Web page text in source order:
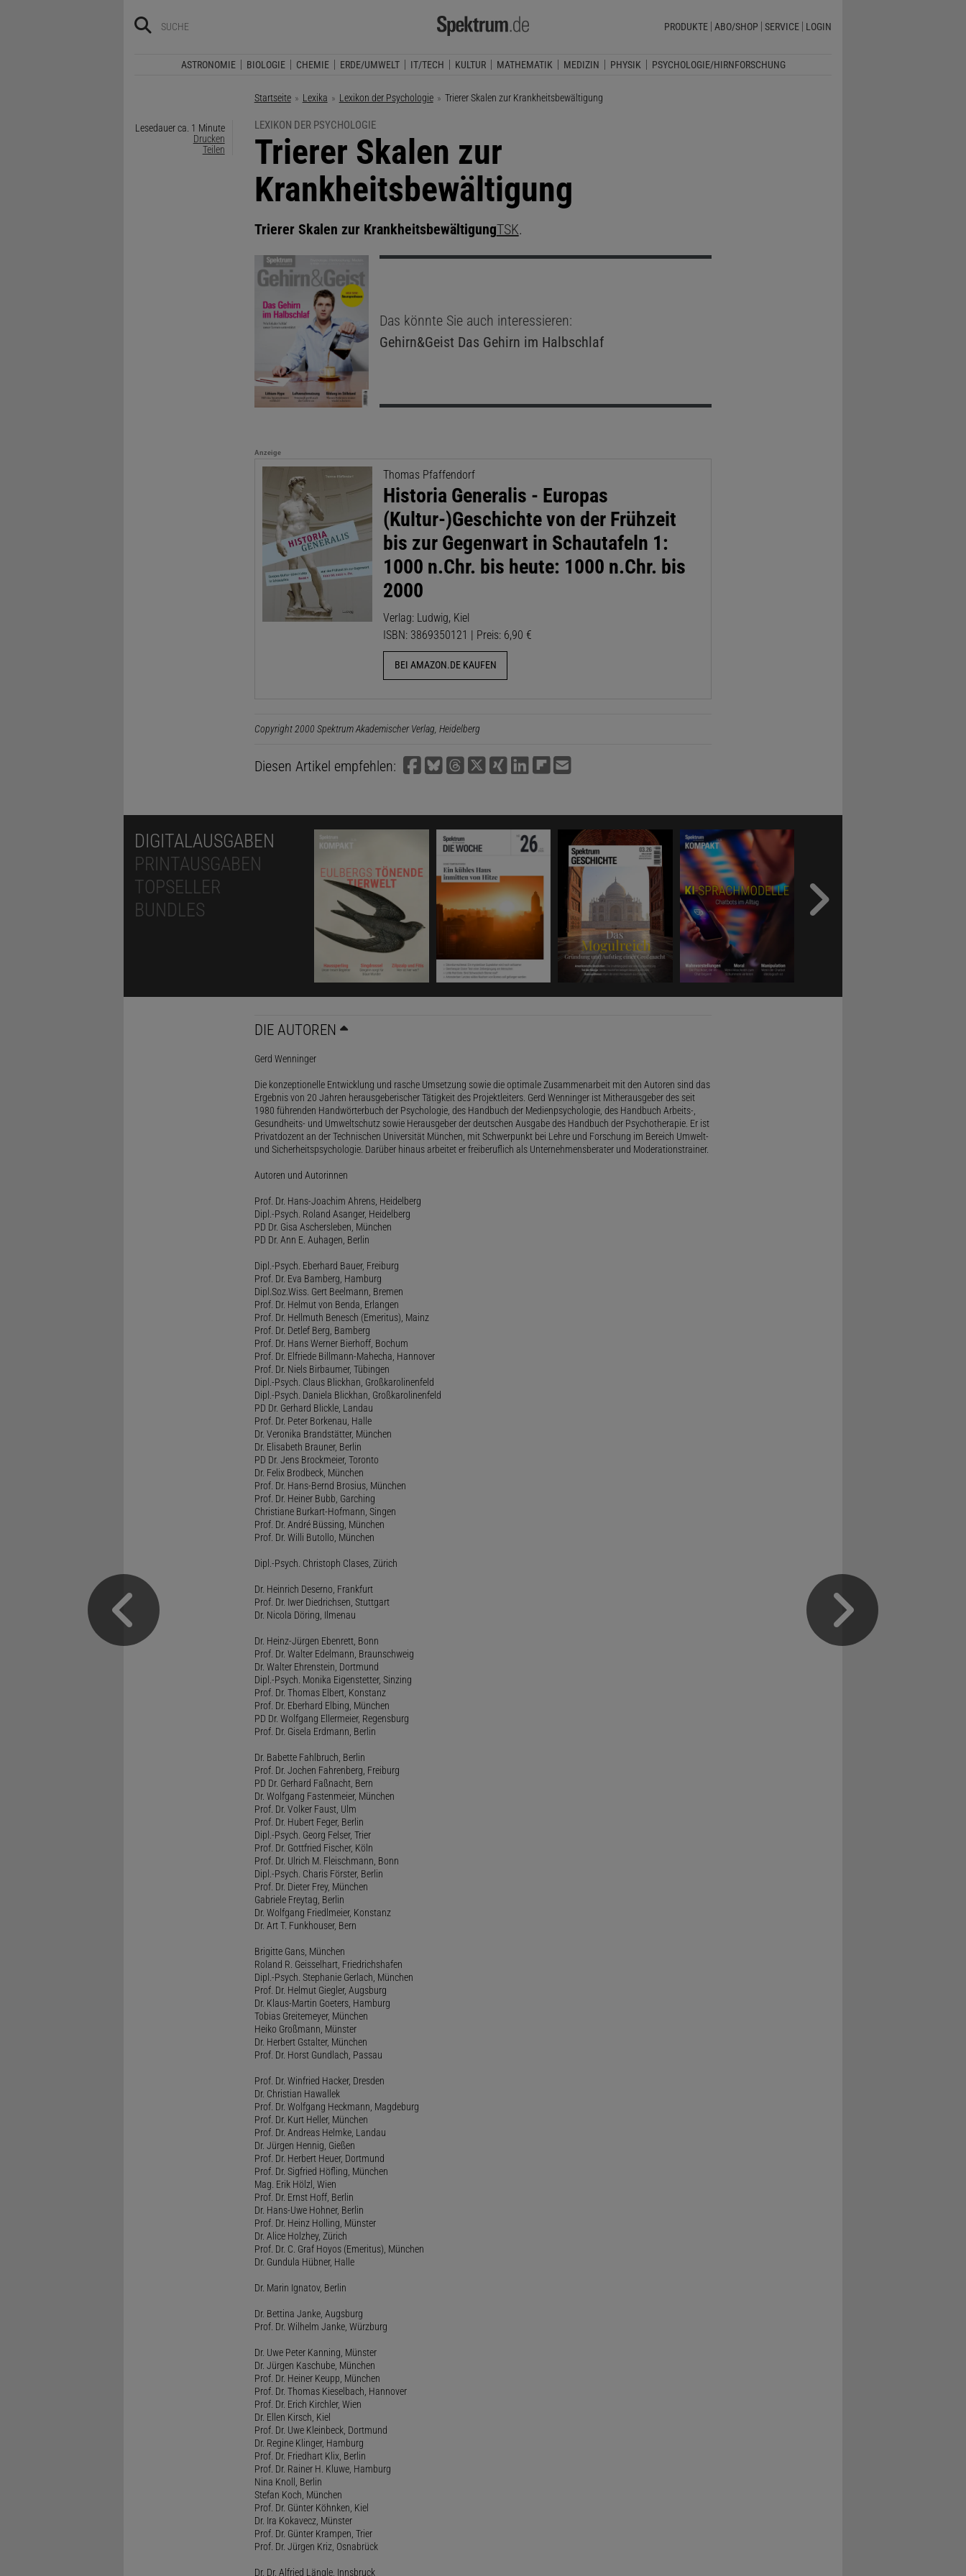
PRODUKTE ABO/SHOP SERVICE LOGIN
ASTRONOMIE BIOLOGIE CHEMIE ERDE/UMWELT IT/TECH KULTUR MATHEMATIK MEDIZIN PHYSIK PSYCHOLOGIE/HIRNFORSCHUNG
Startseite Lexika Lexikon der Psychologie Aktuelle Seite:
Trierer Skalen zur Krankheitsbewältigung
Lesedauer ca. 1 Minute
Drucken
Teilen
LEXIKON DER PSYCHOLOGIE
:
Trierer Skalen zur
Krankheitsbewältigung
Trierer Skalen zur KrankheitsbewältigungTSK.
Das könnte Sie auch interessieren:
Gehirn&Geist Das Gehirn im Halbschlaf
Anzeige
Thomas Pfaffendorf
Historia Generalis - Europas
(Kultur-)Geschichte von der Frühzeit
bis zur Gegenwart in Schautafeln 1:
1000 n.Chr. bis heute: 1000 n.Chr. bis
2000
Verlag: Ludwig, Kiel
ISBN: 3869350121 | Preis: 6,90 €
BEI AMAZON.DE KAUFEN
Copyright 2000 Spektrum Akademischer Verlag, Heidelberg
Diesen Artikel empfehlen:
DIGITALAUSGABEN
PRINTAUSGABEN
TOPSELLER
BUNDLES
DIE AUTOREN
Gerd Wenninger
Die konzeptionelle Entwicklung und rasche Umsetzung sowie die optimale Zusammenarbeit mit den Autoren sind das
Ergebnis von 20 Jahren herausgeberischer Tätigkeit des Projektleiters. Gerd Wenninger ist Mitherausgeber des seit
1980 führenden Handwörterbuch der Psychologie, des Handbuch der Medienpsychologie, des Handbuch Arbeits-,
Gesundheits- und Umweltschutz sowie Herausgeber der deutschen Ausgabe des Handbuch der Psychotherapie. Er ist
Privatdozent an der Technischen Universität München, mit Schwerpunkt bei Lehre und Forschung im Bereich Umwelt-
und Sicherheitspsychologie. Darüber hinaus arbeitet er freiberuflich als Unternehmensberater und Moderationstrainer.
Autoren und Autorinnen
Prof. Dr. Hans-Joachim Ahrens, Heidelberg
Dipl.-Psych. Roland Asanger, Heidelberg
PD Dr. Gisa Aschersleben, München
PD Dr. Ann E. Auhagen, Berlin
Dipl.-Psych. Eberhard Bauer, Freiburg
Prof. Dr. Eva Bamberg, Hamburg
Dipl.Soz.Wiss. Gert Beelmann, Bremen
Prof. Dr. Helmut von Benda, Erlangen
Prof. Dr. Hellmuth Benesch (Emeritus), Mainz
Prof. Dr. Detlef Berg, Bamberg
Prof. Dr. Hans Werner Bierhoff, Bochum
Prof. Dr. Elfriede Billmann-Mahecha, Hannover
Prof. Dr. Niels Birbaumer, Tübingen
Dipl.-Psych. Claus Blickhan, Großkarolinenfeld
Dipl.-Psych. Daniela Blickhan, Großkarolinenfeld
PD Dr. Gerhard Blickle, Landau
Prof. Dr. Peter Borkenau, Halle
Dr. Veronika Brandstätter, München
Dr. Elisabeth Brauner, Berlin
PD Dr. Jens Brockmeier, Toronto
Dr. Felix Brodbeck, München
Prof. Dr. Hans-Bernd Brosius, München
Prof. Dr. Heiner Bubb, Garching
Christiane Burkart-Hofmann, Singen
Prof. Dr. André Büssing, München
Prof. Dr. Willi Butollo, München
Dipl.-Psych. Christoph Clases, Zürich
Dr. Heinrich Deserno, Frankfurt
Prof. Dr. Iwer Diedrichsen, Stuttgart
Dr. Nicola Döring, Ilmenau
Dr. Heinz-Jürgen Ebenrett, Bonn
Prof. Dr. Walter Edelmann, Braunschweig
Dr. Walter Ehrenstein, Dortmund
Dipl.-Psych. Monika Eigenstetter, Sinzing
Prof. Dr. Thomas Elbert, Konstanz
Prof. Dr. Eberhard Elbing, München
PD Dr. Wolfgang Ellermeier, Regensburg
Prof. Dr. Gisela Erdmann, Berlin
Dr. Babette Fahlbruch, Berlin
Prof. Dr. Jochen Fahrenberg, Freiburg
PD Dr. Gerhard Faßnacht, Bern
Dr. Wolfgang Fastenmeier, München
Prof. Dr. Volker Faust, Ulm
Prof. Dr. Hubert Feger, Berlin
Dipl.-Psych. Georg Felser, Trier
Prof. Dr. Gottfried Fischer, Köln
Prof. Dr. Ulrich M. Fleischmann, Bonn
Dipl.-Psych. Charis Förster, Berlin
Prof. Dr. Dieter Frey, München
Gabriele Freytag, Berlin
Dr. Wolfgang Friedlmeier, Konstanz
Dr. Art T. Funkhouser, Bern
Brigitte Gans, München
Roland R. Geisselhart, Friedrichshafen
Dipl.-Psych. Stephanie Gerlach, München
Prof. Dr. Helmut Giegler, Augsburg
Dr. Klaus-Martin Goeters, Hamburg
Tobias Greitemeyer, München
Heiko Großmann, Münster
Dr. Herbert Gstalter, München
Prof. Dr. Horst Gundlach, Passau
Prof. Dr. Winfried Hacker, Dresden
Dr. Christian Hawallek
Prof. Dr. Wolfgang Heckmann, Magdeburg
Prof. Dr. Kurt Heller, München
Prof. Dr. Andreas Helmke, Landau
Dr. Jürgen Hennig, Gießen
Prof. Dr. Herbert Heuer, Dortmund
Prof. Dr. Sigfried Höfling, München
Mag. Erik Hölzl, Wien
Prof. Dr. Ernst Hoff, Berlin
Dr. Hans-Uwe Hohner, Berlin
Prof. Dr. Heinz Holling, Münster
Dr. Alice Holzhey, Zürich
Prof. Dr. C. Graf Hoyos (Emeritus), München
Dr. Gundula Hübner, Halle
Dr. Marin Ignatov, Berlin
Dr. Bettina Janke, Augsburg
Prof. Dr. Wilhelm Janke, Würzburg
Dr. Uwe Peter Kanning, Münster
Dr. Jürgen Kaschube, München
Prof. Dr. Heiner Keupp, München
Prof. Dr. Thomas Kieselbach, Hannover
Prof. Dr. Erich Kirchler, Wien
Dr. Ellen Kirsch, Kiel
Prof. Dr. Uwe Kleinbeck, Dortmund
Dr. Regine Klinger, Hamburg
Prof. Dr. Friedhart Klix, Berlin
Prof. Dr. Rainer H. Kluwe, Hamburg
Nina Knoll, Berlin
Stefan Koch, München
Prof. Dr. Günter Köhnken, Kiel
Dr. Ira Kokavecz, Münster
Prof. Dr. Günter Krampen, Trier
Prof. Dr. Jürgen Kriz, Osnabrück
Dr. Dr. Alfried Längle, Innsbruck